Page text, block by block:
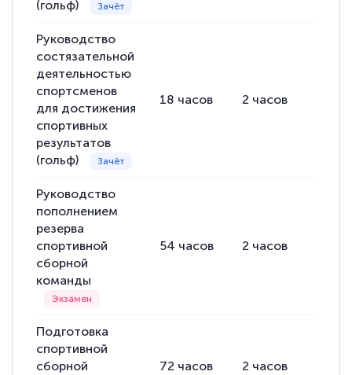
(гольф)
Руководство
состязательной
деятельностью
спортсменов
для достижения
спортивных
результатов
(гольф)
18 часов 2 часов
Руководство
пополнением
резерва
спортивной
сборной
команды
54 часов 2 часов
Подготовка
спортивной
сборной
72 часов 2 часов